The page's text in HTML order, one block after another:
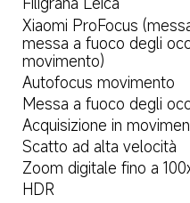
Xiaomi ProFocus
messa a fuoco degli
movimento)
Autofocus movimento
Messa a fuoco degli
Acquisizione in
Scatto ad alta velocità
Zoom digitale fino a
HDR